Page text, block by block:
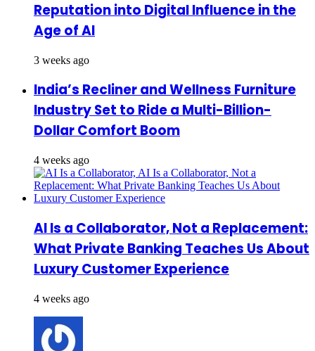
Reputation into Digital Influence in the
Age of AI
3 weeks ago
India’s Recliner and Wellness Furniture
Industry Set to Ride a Multi-Billion-
Dollar Comfort Boom
4 weeks ago
AI Is a Collaborator, Not a Replacement:
What Private Banking Teaches Us About
Luxury Customer Experience
4 weeks ago